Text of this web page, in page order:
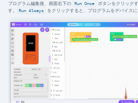
プログラム編集後、画面右下の Run Once
ボタンをクリック
す。
Run Always をクリックすると、プログラムをデバイスに